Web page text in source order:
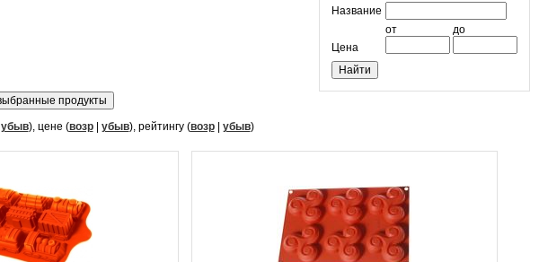
Название
Цена
от до
убыв), цене (возр| убыв), рейтингу (возр| убыв)